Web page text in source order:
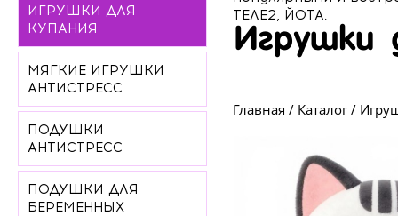
ТЕЛЕ2, ЙОТА.
Игрушки
Главная / Каталог/
ИГРУШКИ ДЛЯ
КУПАНИЯ
МЯГКИЕ ИГРУШКИ
АНТИСТРЕСС
ПОДУШКИ
АНТИСТРЕСС
ПОДУШКИ ДЛЯ
БЕРЕМЕННЫХ